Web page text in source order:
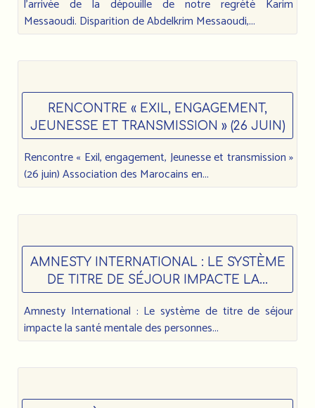
l’arrivée de la dépouille de notre regrété Karim
Messaoudi. Disparition de Abdelkrim Messaoudi,...
RENCONTRE « EXIL, ENGAGEMENT,
JEUNESSE ET TRANSMISSION » (26 JUIN)
Rencontre « Exil, engagement, Jeunesse et transmission »
(26 juin) Association des Marocains en...
AMNESTY INTERNATIONAL : LE SYSTÈME
DE TITRE DE SÉJOUR IMPACTE LA...
Amnesty International : Le système de titre de séjour
impacte la santé mentale des personnes...